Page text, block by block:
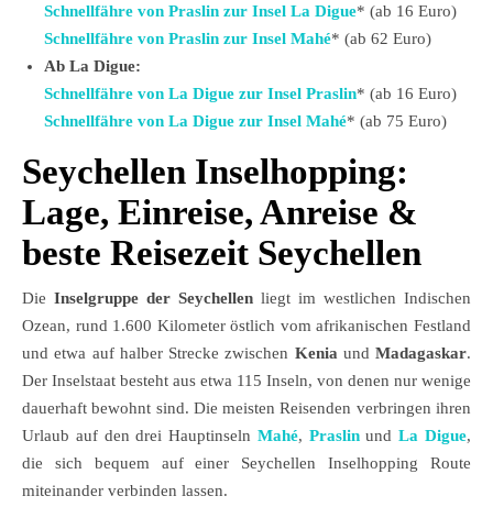
Schnellfähre von Praslin zur Insel La Digue* (ab 16 Euro)
Schnellfähre von Praslin zur Insel Mahé* (ab 62 Euro)
Ab La Digue:
Schnellfähre von La Digue zur Insel Praslin* (ab 16 Euro)
Schnellfähre von La Digue zur Insel Mahé* (ab 75 Euro)
Seychellen Inselhopping:
Lage, Einreise, Anreise &
beste Reisezeit Seychellen
Die Inselgruppe der Seychellen liegt im westlichen Indischen
Ozean, rund 1.600 Kilometer östlich vom afrikanischen Festland
und etwa auf halber Strecke zwischen Keniaund Madagaskar.
Der Inselstaat besteht aus etwa 115 Inseln, von denen nur wenige
dauerhaft bewohnt sind. Die meisten Reisenden verbringen ihren
Urlaub auf den drei Hauptinseln Mahé, PraslinundLa Digue,
die sich bequem auf einer Seychellen Inselhopping Route
miteinander verbinden lassen.